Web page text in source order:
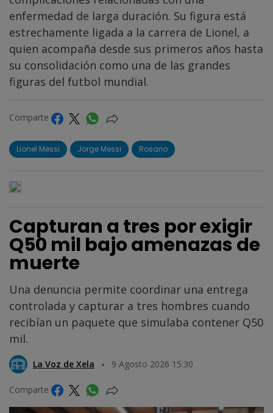
enfermedad de larga duración. Su figura está
estrechamente ligada a la carrera de Lionel, a
quien acompaña desde sus primeros años hasta
su consolidación como una de las grandes
figuras del futbol mundial.
Comparte
Lionel Messi Jorge Messi Rosario
Capturan a tres por exigir
Q50 mil bajo amenazas de
muerte
Una denuncia permite coordinar una entrega
controlada y capturar a tres hombres cuando
recibían un paquete que simulaba contener Q50
mil.
La Voz de Xela 9 Agosto 2026 15:30
Comparte